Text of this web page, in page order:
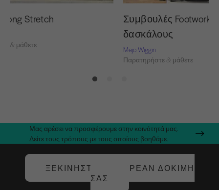
Stretch
& μάθετε
Συμβουλές Footwork
δασκάλους
Mejo Wiggin
Παρατηρήστε & μάθετε
Μας αρέσει να προσφέρουμε στην κοινότητά μας.
Δείτε τους τρόπους με τους οποίους βοηθάμε.
ΞΕΚΙΝΉΣΤΕ ΤΗ ΔΩΡΕΆΝ ΔΟΚΙΜΉ
ΣΑΣ